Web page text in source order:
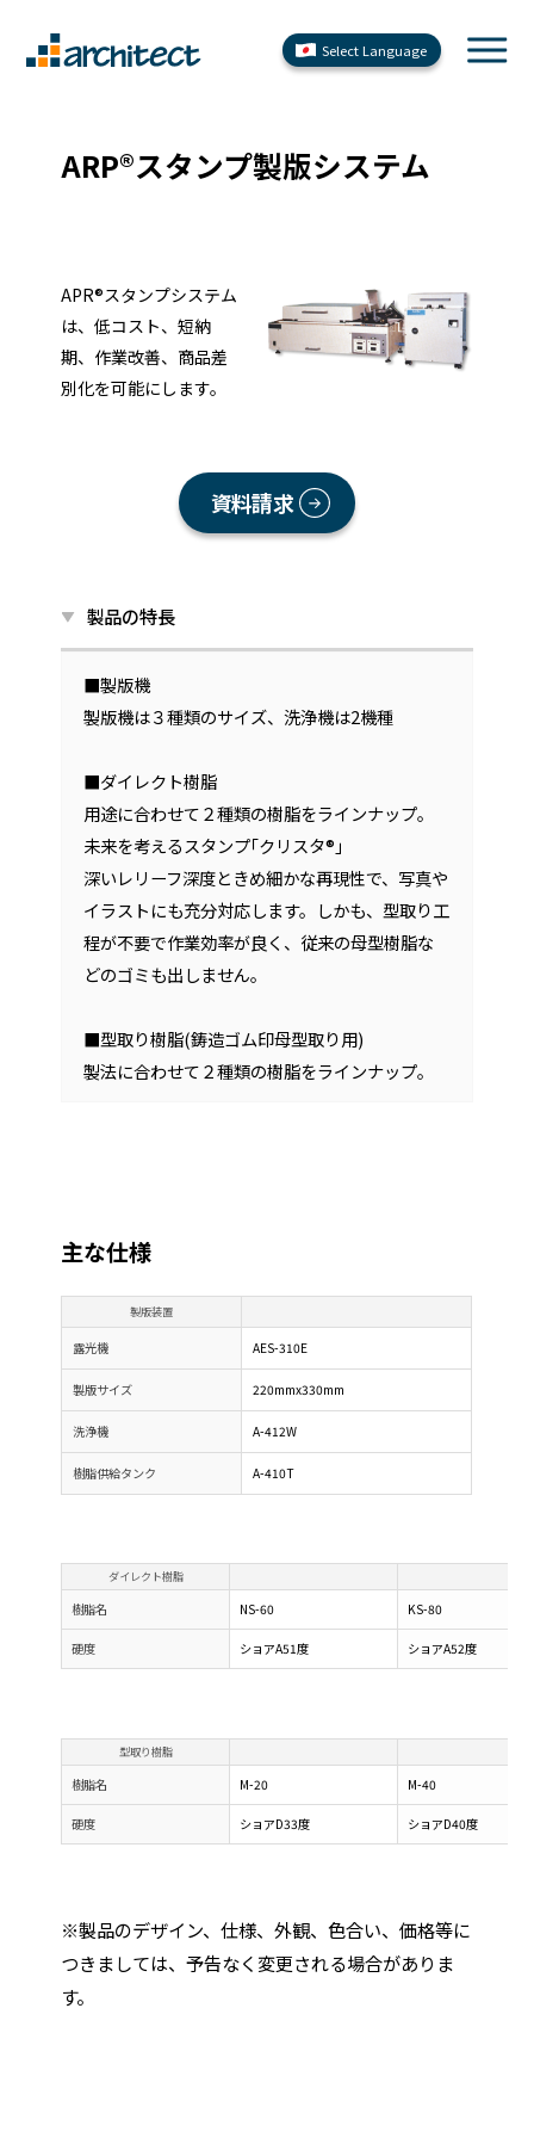
Select Language
ARP®スタンプ製版システム
APR®スタンプシステム
は、低コスト、短納
期、作業改善、商品差
別化を可能にします。
資料請求
製品の特長
■製版機
製版機は３種類のサイズ、洗浄機は2機種
■ダイレクト樹脂
用途に合わせて２種類の樹脂をラインナップ。
未来を考えるスタンプ｢クリスタ®｣
深いレリーフ深度ときめ細かな再現性で、写真や
イラストにも充分対応します。しかも、型取り工
程が不要で作業効率が良く、従来の母型樹脂な
どのゴミも出しません。
■型取り樹脂(鋳造ゴム印母型取り用)
製法に合わせて２種類の樹脂をラインナップ。
主な仕様
製版装置
露光機 AES-310E
製版サイズ 220mmx330mm
洗浄機 A-412W
樹脂供給タンク A-410T
ダイレクト樹脂
樹脂名 NS-60 KS-80
硬度 ショアA51度 ショアA52度
型取り樹脂
樹脂名 M-20 M-40
硬度 ショアD33度 ショアD40度
※製品のデザイン、仕様、外観、色合い、価格等に
つきましては、予告なく変更される場合がありま
す。